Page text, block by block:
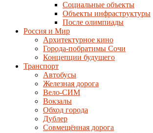
Социальные объекты
Объекты инфраструктуры
После олимпиады
Россия и Мир
Архитектурное кино
Города-побратимы Сочи
Концепции будущего
Транспорт
Автобусы
Железная дорога
Вело-СИМ
Вокзалы
Обход города
Дублер
Совмещённая дорога